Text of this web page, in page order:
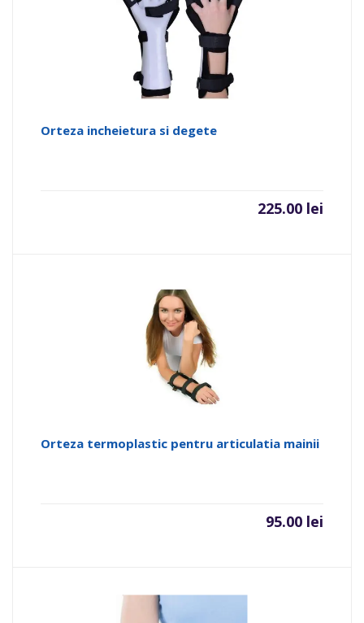
Orteza incheietura si degete
225.00 lei
Orteza termoplastic pentru articulatia mainii
95.00 lei